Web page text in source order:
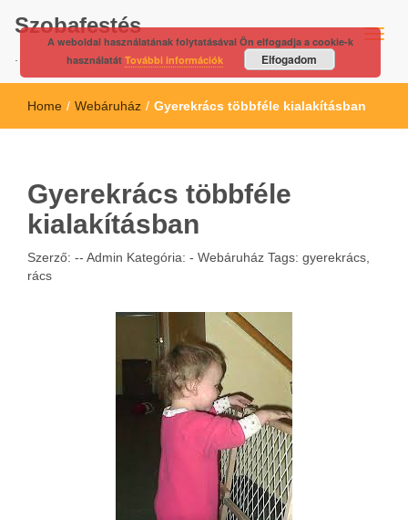
Szobafestés
Home / Webáruház / Gyerekrács többféle kialakításban
Gyerekrács többféle
kialakításban
Szerző: -- Admin Kategória: - Webáruház Tags: gyerekrács
rács
A weboldal használatának folytatásával Ön elfogadja a cookie-k
használatát További információk Elfogadom